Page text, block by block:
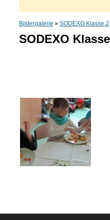
Bildergalerie » SODEXO Klasse 2
SODEXO